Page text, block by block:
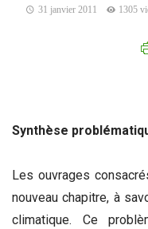
31 janvier 2011 1305
Synthèse
Les ouvrages
nouveau chapitre, à
climatique. Ce